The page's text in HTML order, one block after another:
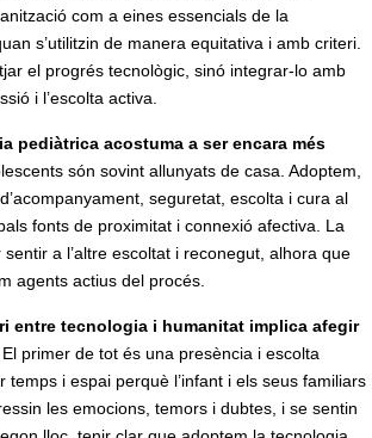
com a eines essencials de la
s’utilitzin de manera equitativa i amb criteri.
el progrés tecnològic, sinó integrar-lo amb
i l’escolta activa.
pediàtrica acostuma a ser encara més
són sovint allunyats de casa. Adoptem,
seguretat, escolta i cura al
fonts de proximitat i connexió afectiva. La
a l’altre escoltat i reconegut, alhora que
agents actius del procés.
entre tecnologia i humanitat implica afegir
El primer de tot és una presència i escolta
temps i espai perquè l’infant i els seus familiars
les emocions, temors i dubtes, i se sentin